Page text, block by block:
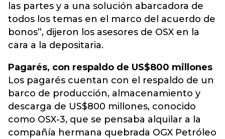
las partes y a una solución abarcadora de
todos los temas en el marco del acuerdo de
bonos”, dijeron los asesores de OSX en la
cara a la depositaria.
Pagarés, con respaldo de US$800 millones
Los pagarés cuentan con el respaldo de un
barco de producción, almacenamiento y
descarga de US$800 millones, conocido
como OSX-3, que se pensaba alquilar a la
compañía hermana quebrada OGX Petróleo